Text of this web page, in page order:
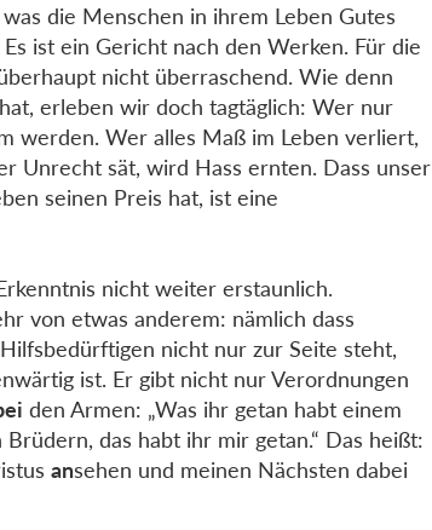
die Menschen in ihrem Leben Gutes
ist ein Gericht nach den Werken. Für die
nicht überraschend. Wie denn
erleben wir doch tagtäglich: Wer nur
werden. Wer alles Maß im Leben verliert,
Unrecht sät, wird Hass ernten. Dass unser
seinen Preis hat, ist eine
nicht weiter erstaunlich.
von etwas anderem: nämlich dass
nicht nur zur Seite steht,
ist. Er gibt nicht nur Verordnungen
den Armen: „Was ihr getan habt einem
das habt ihr mir getan.“ Das heißt:
ansehen und meinen Nächsten dabei